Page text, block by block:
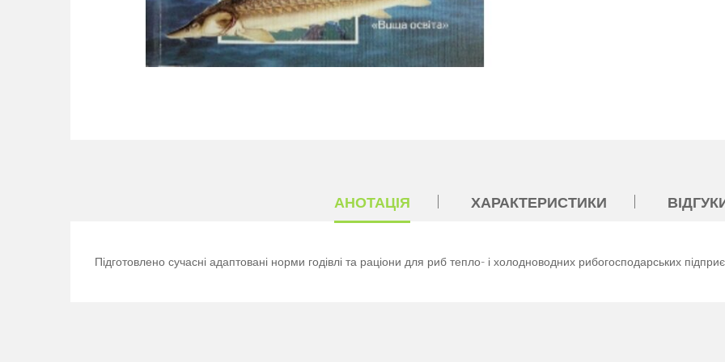
АНОТАЦІЯ ХАРАКТЕРИСТИКИ
Підготовлено сучасні адаптовані норми годівлі та раціони для риб тепло- і холодноводних рибогосподарських